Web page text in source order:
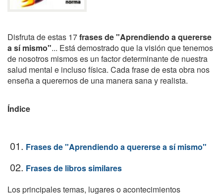
Disfruta de estas 17frases de "Aprendiendo a quererse
a sí mismo"... Está demostrado que la visión que tenemos
de nosotros mismos es un factor determinante de nuestra
salud mental e incluso física. Cada frase de esta obra nos
enseña a querernos de una manera sana y realista.
Índice
01. Frases de "Aprendiendo a quererse a sí mismo"
02. Frases de libros similares
Los principales temas, lugares o acontecimientos